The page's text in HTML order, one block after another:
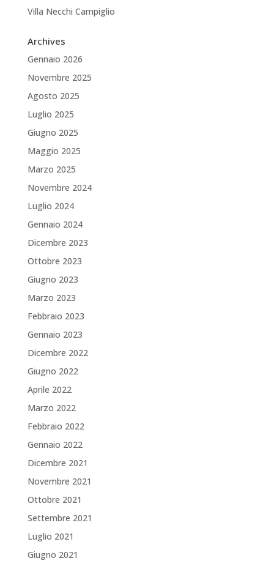
Villa Necchi Campiglio
Archives
Gennaio 2026
Novembre 2025
Agosto 2025
Luglio 2025
Giugno 2025
Maggio 2025
Marzo 2025
Novembre 2024
Luglio 2024
Gennaio 2024
Dicembre 2023
Ottobre 2023
Giugno 2023
Marzo 2023
Febbraio 2023
Gennaio 2023
Dicembre 2022
Giugno 2022
Aprile 2022
Marzo 2022
Febbraio 2022
Gennaio 2022
Dicembre 2021
Novembre 2021
Ottobre 2021
Settembre 2021
Luglio 2021
Giugno 2021